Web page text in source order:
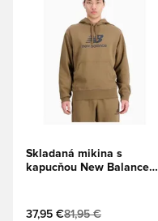
Skladaná mikina s
kapucňou New Balance
37,95 €81,95 €